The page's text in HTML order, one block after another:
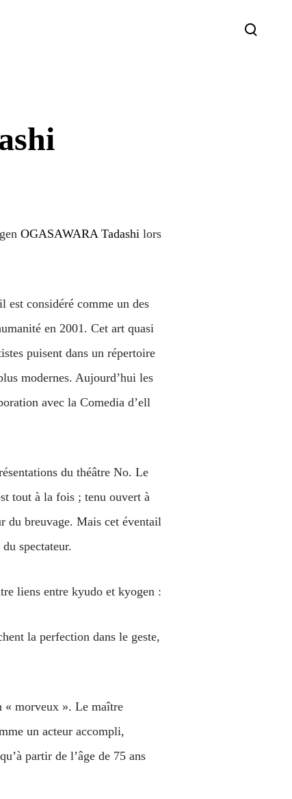
OGASAWARA Tadashi lors
est considéré comme un des
en 2001. Cet art quasi
puisent dans un répertoire
modernes. Aujourd’hui les
avec la Comedia d’ell
du théâtre No. Le
tout à la fois ; tenu ouvert à
du breuvage. Mais cet éventail
spectateur.
liens entre kyudo et kyogen :
la perfection dans le geste,
« morveux ». Le maître
un acteur accompli,
partir de l’âge de 75 ans